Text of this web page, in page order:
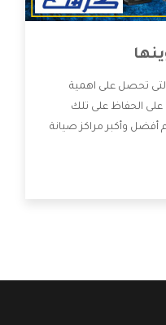
تحصل على اهمية
على الحفاظ على تلك
أفضل وأكبر مراكز صيانة
دون اى ازعاج